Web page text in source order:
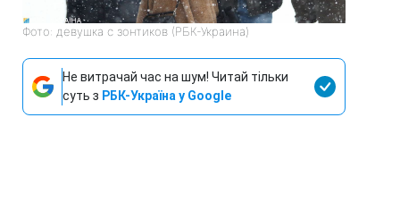
Фото: девушка с зонтиков (РБК-Украина)
Не витрачай час на шум! Читай тільки
суть з РБК-Україна у Google